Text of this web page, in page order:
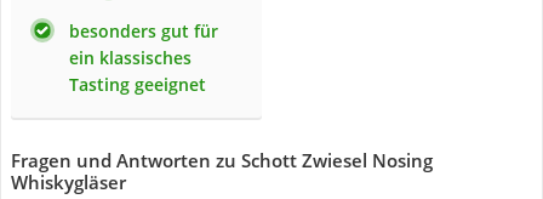
besonders gut für
ein klassisches
Tasting geeignet
Fragen und Antworten zu Schott Zwiesel Nosing
Whiskygläser